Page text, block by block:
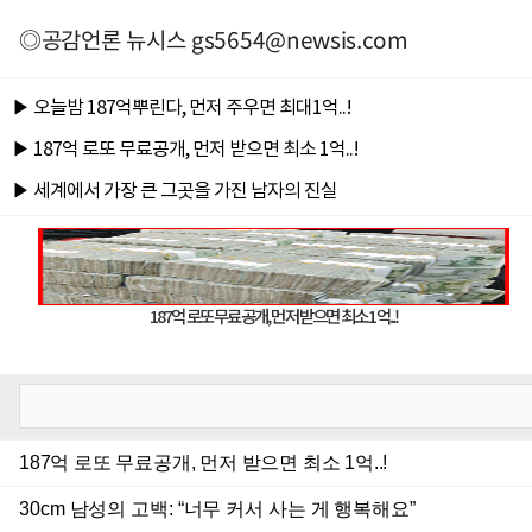
◎공감언론 뉴시스gs5654@newsis.com